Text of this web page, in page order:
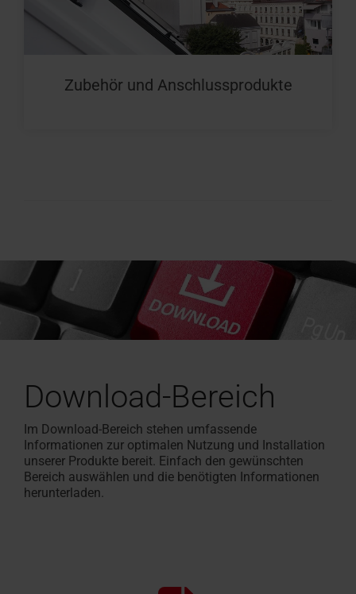
Zubehör und Anschlussprodukte
Download-Bereich
Im Download-Bereich stehen umfassende
Informationen zur optimalen Nutzung und Installation
unserer Produkte bereit. Einfach den gewünschten
Bereich auswählen und die benötigten Informationen
herunterladen.